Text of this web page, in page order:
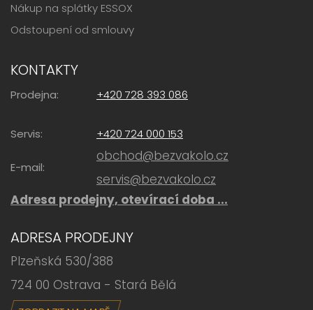
Nákup na splátky ESSOX
Odstoupení od smlouvy
KONTAKTY
Prodejna: +420 728 393 086
Servis: +420 724 000 153
E-mail:
obchod@bezvakolo.cz
servis@bezvakolo.cz
Adresa prodejny, otevírací doba ...
ADRESA PRODEJNY
Plzeňská 530/388
724 00 Ostrava - Stará Bělá